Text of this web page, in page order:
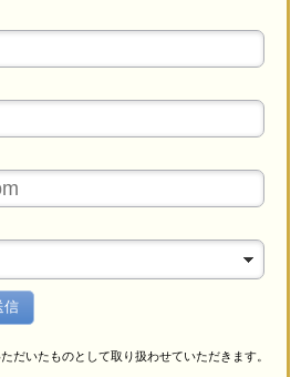
信
だいたものとして取り扱わせていただきます。